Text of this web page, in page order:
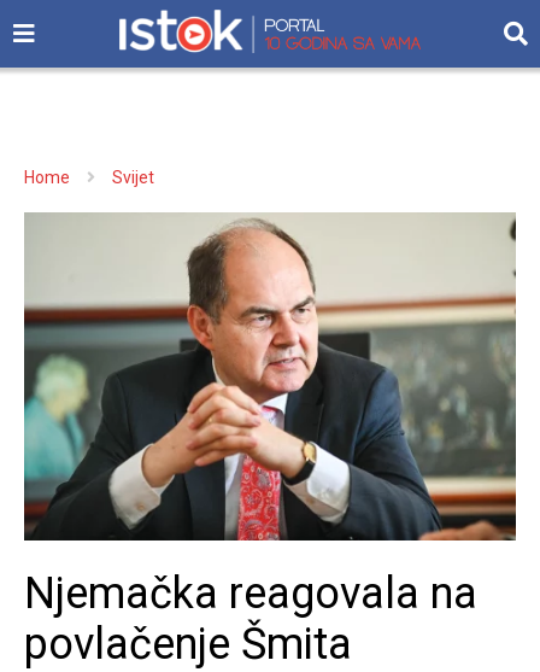
Home Svijet
Njemačka reagovala na
povlačenje Šmita